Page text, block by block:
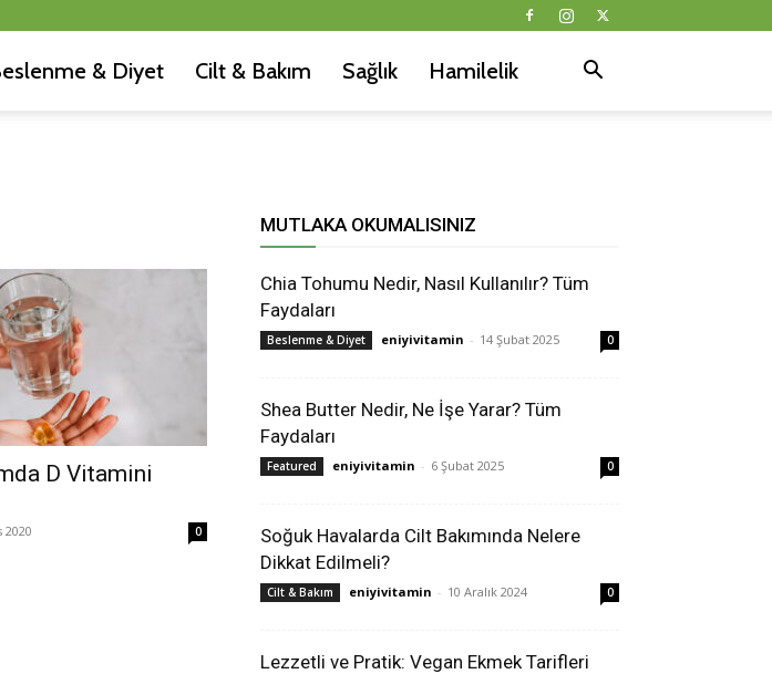
& Diyet Cilt & Bakım Sağlık Hamilelik
D Vitamini
2020 0
MUTLAKA OKUMALISINIZ
Chia Tohumu Nedir, Nasıl Kullanılır? Tüm
Faydaları
Beslenme & Diyet eniyivitamin - 14 Şubat 2025 0
Shea Butter Nedir, Ne İşe Yarar? Tüm
Faydaları
Featured eniyivitamin - 6 Şubat 2025 0
Soğuk Havalarda Cilt Bakımında Nelere
Dikkat Edilmeli?
Cilt & Bakım eniyivitamin - 10 Aralık 2024 0
Lezzetli ve Pratik: Vegan Ekmek Tarifleri